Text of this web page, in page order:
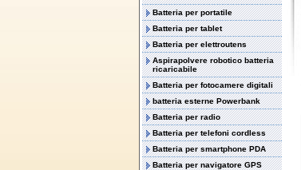
Batteria per portatile
Batteria per tablet
Batteria per elettroutens
Aspirapolvere robotico batteria
ricaricabile
Batteria per fotocamere digitali
batteria esterne Powerbank
Batteria per radio
Batteria per telefoni cordless
Batteria per smartphone PDA
Batteria per navigatore GPS